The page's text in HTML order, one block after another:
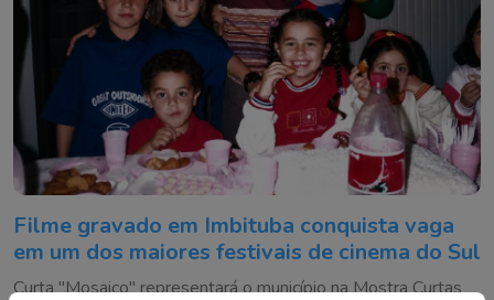
Filme gravado em Imbituba conquista vaga
em um dos maiores festivais de cinema do Sul
Curta "Mosaico" representará o município na Mostra Curtas